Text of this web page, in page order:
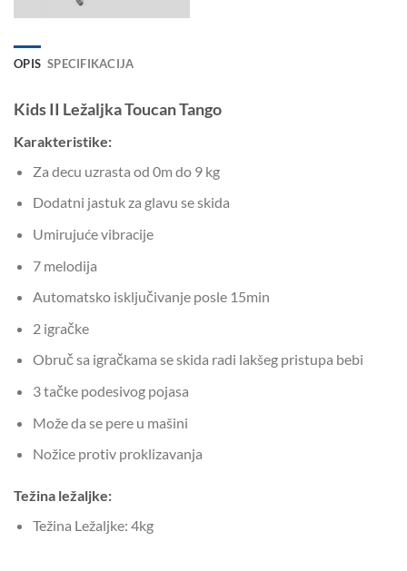
OPIS SPECIFIKACIJA
Kids II Ležaljka Toucan Tango
Karakteristike:
Za decu uzrasta od 0m do 9 kg
Dodatni jastuk za glavu se skida
Umirujuće vibracije
7 melodija
Automatsko isključivanje posle 15min
2 igračke
Obruč sa igračkama se skida radi lakšeg pristupa bebi
3 tačke podesivog pojasa
Može da se pere u mašini
Nožice protiv proklizavanja
Težina ležaljke:
Težina Ležaljke: 4kg